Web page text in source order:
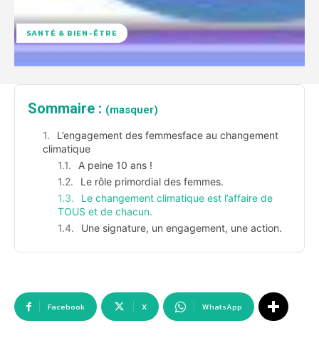
SANTÉ & BIEN-ÊTRE
Sommaire : (masquer)
L’engagement des femmesface au changement
climatique
A peine 10 ans !
Le rôle primordial des femmes.
Le changement climatique est l’affaire de
TOUS et de chacun.
Une signature, un engagement, une action.
Facebook X WhatsApp